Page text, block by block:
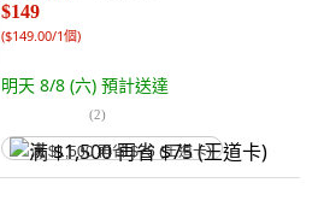
$149
($149.00/1個)
明天 8/8 (六) 預計送達
(2)
满 $1,500 再省 $75 (王道卡)